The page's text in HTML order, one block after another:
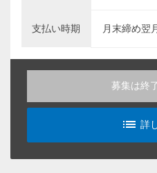
支払い時期 月末締め翌
募集は終
詳